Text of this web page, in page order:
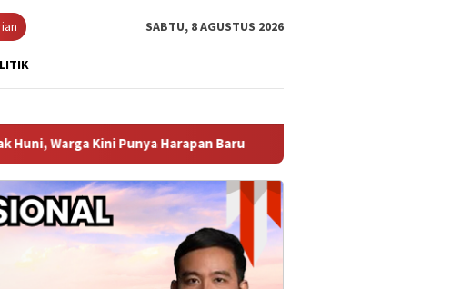
SABTU, 8 AGUSTUS 2026
Harapan Baru DPRD Sambas Gelar Rapat Paripurna, KUA-